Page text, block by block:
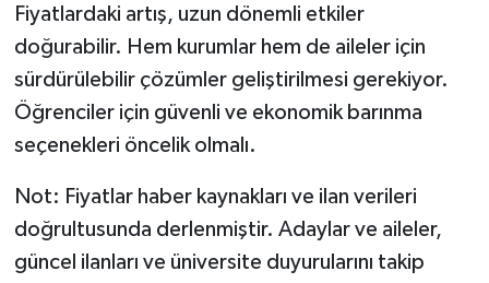
Fiyatlardaki artış, uzun dönemli etkiler
doğurabilir. Hem kurumlar hem de aileler için
sürdürülebilir çözümler geliştirilmesi gerekiyor.
Öğrenciler için güvenli ve ekonomik barınma
seçenekleri öncelik olmalı.
Not: Fiyatlar haber kaynakları ve ilan verileri
doğrultusunda derlenmiştir. Adaylar ve aileler,
güncel ilanları ve üniversite duyurularını takip